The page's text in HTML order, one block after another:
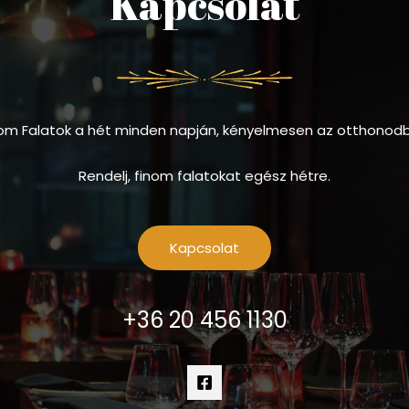
Falatok a hét minden napján, kényelmesen az
Rendelj, finom falatokat egész hétre.
Kapcsolat
+36 20 456 1130